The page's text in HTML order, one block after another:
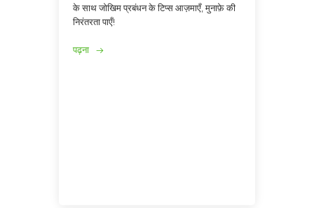
के साथ जोखिम प्रबंधन के टिप्स आज़माएँ, मुनाफ़े की
निरंतरता पाएँ!
पढ़ना